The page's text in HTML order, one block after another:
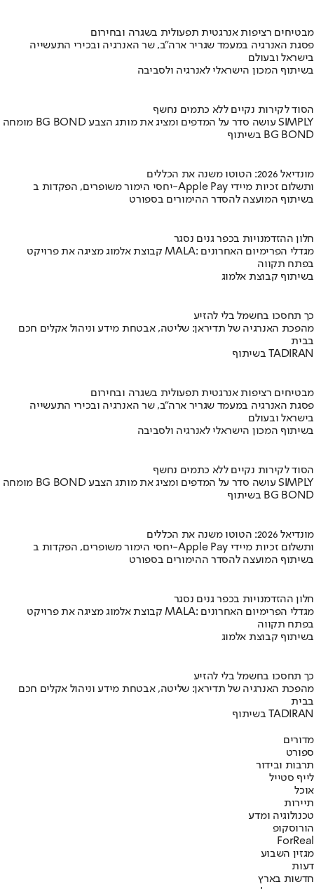
מבטיחים רציפות אנרגטית תפעולית בשגרה ובחירום
פסגת האנרגיה במעמד שגריר ארה"ב, שר האנרגיה ובכירי התעשייה
בישראל ובעולם
בשיתוף המכון הישראלי לאנרגיה ולסביבה
הסוד לקירות נקיים ללא כתמים נחשף
מומחה BG BOND עושה סדר על המדפים ומציג את מותג הצבע SIMPLY
בשיתוף BG BOND
מונדיאל 2026: הטוטו משנה את הכללים
יחסי הימור משופרים, הפקדות ב-Apple Pay ותשלום זכיות מיידי
בשיתוף המועצה להסדר ההימורים בספורט
חלון ההזדמנויות בכפר גנים נסגר
קבוצת אלמוג מציגה את פרויקט MALA: מגדלי הפרימיום האחרונים
בפתח תקווה
בשיתוף קבוצת אלמוג
כך תחסכו בחשמל בלי להזיע
מהפכת האנרגיה של תדיראן: שליטה, אבטחת מידע וניהול אקלים חכם
בבית
בשיתוף TADIRAN
מבטיחים רציפות אנרגטית תפעולית בשגרה ובחירום
פסגת האנרגיה במעמד שגריר ארה"ב, שר האנרגיה ובכירי התעשייה
בישראל ובעולם
בשיתוף המכון הישראלי לאנרגיה ולסביבה
הסוד לקירות נקיים ללא כתמים נחשף
מומחה BG BOND עושה סדר על המדפים ומציג את מותג הצבע SIMPLY
בשיתוף BG BOND
מונדיאל 2026: הטוטו משנה את הכללים
יחסי הימור משופרים, הפקדות ב-Apple Pay ותשלום זכיות מיידי
בשיתוף המועצה להסדר ההימורים בספורט
חלון ההזדמנויות בכפר גנים נסגר
קבוצת אלמוג מציגה את פרויקט MALA: מגדלי הפרימיום האחרונים
בפתח תקווה
בשיתוף קבוצת אלמוג
כך תחסכו בחשמל בלי להזיע
מהפכת האנרגיה של תדיראן: שליטה, אבטחת מידע וניהול אקלים חכם
בבית
בשיתוף TADIRAN
מדורים
ספורט
תרבות ובידור
לייף סטייל
אוכל
תיירות
טכנולוגיה ומדע
הורוסקופ
ForReal
מגזין השבוע
דעות
חדשות בארץ